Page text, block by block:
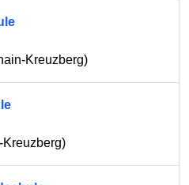
Kreuzberg)
Kreuzberg)